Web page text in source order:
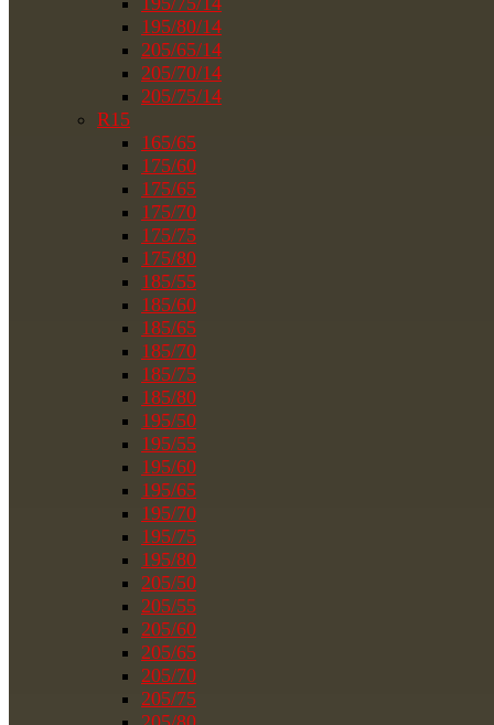
195/80/14
205/65/14
205/70/14
205/75/14
R15
165/65
175/60
175/65
175/70
175/75
175/80
185/55
185/60
185/65
185/70
185/75
185/80
195/50
195/55
195/60
195/65
195/70
195/75
195/80
205/50
205/55
205/60
205/65
205/70
205/75